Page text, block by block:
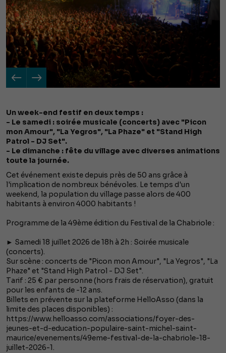
Un week-end festif en deux temps :
- Le samedi : soirée musicale (concerts) avec "Picon
mon Amour", "La Yegros", "La Phaze" et "Stand High
Patrol - DJ Set".
- Le dimanche : fête du village avec diverses animations
toute la journée.
Cet événement existe depuis près de 50 ans grâce à
l'implication de nombreux bénévoles. Le temps d'un
weekend, la population du village passe alors de 400
habitants à environ 4000 habitants !
Programme de la 49ème édition du Festival de la Chabriole :
► Samedi 18 juillet 2026 de 18h à 2h : Soirée musicale
(concerts).
Sur scène : concerts de "Picon mon Amour", "La Yegros", "La
Phaze" et "Stand High Patrol - DJ Set".
Tarif : 25 € par personne (hors frais de réservation), gratuit
pour les enfants de -12 ans.
Billets en prévente sur la plateforme HelloAsso (dans la
limite des places disponibles) :
https://www.helloasso.com/associations/foyer-des-
jeunes-et-d-education-populaire-saint-michel-saint-
maurice/evenements/49eme-festival-de-la-chabriole-18-
juillet-2026-1.